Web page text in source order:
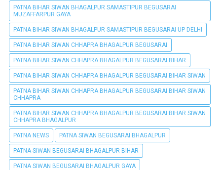
PATNA BIHAR SIWAN BHAGALPUR SAMASTIPUR BEGUSARAI
MUZAFFARPUR GAYA
PATNA BIHAR SIWAN BHAGALPUR SAMASTIPUR BEGUSARAI UP DELHI
PATNA BIHAR SIWAN CHHAPRA BHAGALPUR BEGUSARAI
PATNA BIHAR SIWAN CHHAPRA BHAGALPUR BEGUSARAI BIHAR
PATNA BIHAR SIWAN CHHAPRA BHAGALPUR BEGUSARAI BIHAR SIWAN
PATNA BIHAR SIWAN CHHAPRA BHAGALPUR BEGUSARAI BIHAR SIWAN
CHHAPRA
PATNA BIHAR SIWAN CHHAPRA BHAGALPUR BEGUSARAI BIHAR SIWAN
CHHAPRA BHAGALPUR
PATNA NEWS PATNA SIWAN BEGUSARAI BHAGALPUR
PATNA SIWAN BEGUSARAI BHAGALPUR BIHAR
PATNA SIWAN BEGUSARAI BHAGALPUR GAYA